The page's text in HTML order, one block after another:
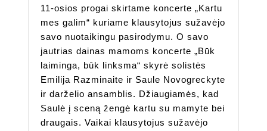
11-osios progai skirtame koncerte „Kartu
mes galim“ kuriame klausytojus sužavėjo
savo nuotaikingu pasirodymu. O savo
jautrias dainas mamoms koncerte „Būk
laiminga, būk linksma“ skyrė solistės
Emilija Razminaite ir Saule Novogreckyte
ir darželio ansamblis. Džiaugiamės, kad
Saulė į sceną žengė kartu su mamyte bei
draugais. Vaikai klausytojus sužavėjo